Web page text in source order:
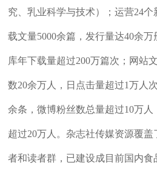
究、乳业科学与技术）；运营24
载文量5000余篇，发行量达40余
库年下载量超过200万篇次；网站
数20余万人，日点击量超过1万人
余条，微博粉丝数总量超过10万
超过20万人。杂志社传媒资源覆
者和读者群， 已建设成目前国内食